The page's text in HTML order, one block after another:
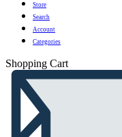
Store
Search
Account
Categories
Shopping Cart